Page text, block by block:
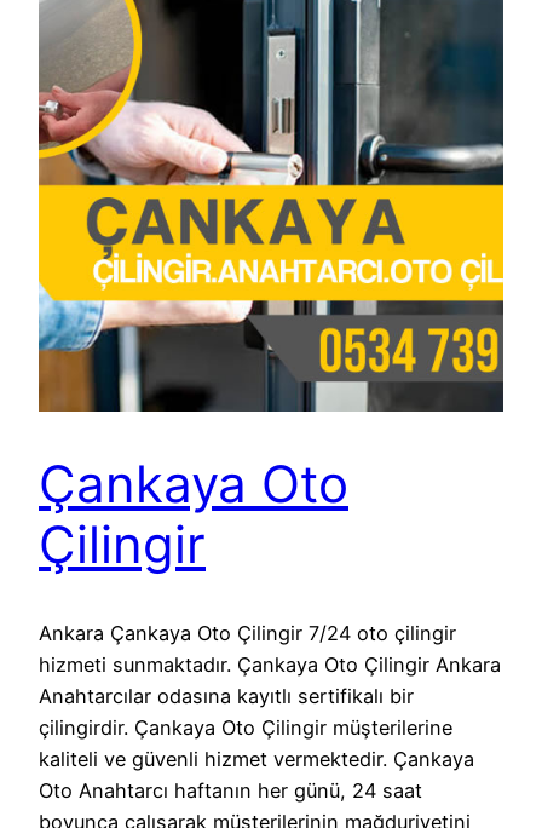
Çankaya Oto
Çilingir
Ankara Çankaya Oto Çilingir 7/24 oto çilingir
hizmeti sunmaktadır. Çankaya Oto Çilingir Ankara
Anahtarcılar odasına kayıtlı sertifikalı bir
çilingirdir. Çankaya Oto Çilingir müşterilerine
kaliteli ve güvenli hizmet vermektedir. Çankaya
Oto Anahtarcı haftanın her günü, 24 saat
boyunca çalışarak müşterilerinin mağduriyetini